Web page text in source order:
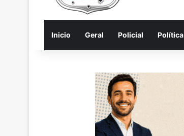
Inicio Geral Policial Política